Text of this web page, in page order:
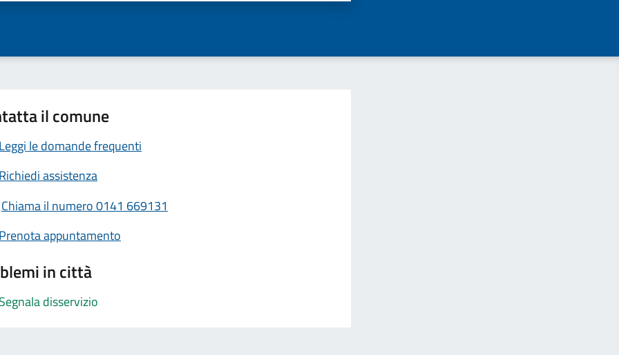
il comune
Leggi le domande frequenti
Richiedi assistenza
Chiama il numero 0141 669131
Prenota appuntamento
in città
Segnala disservizio